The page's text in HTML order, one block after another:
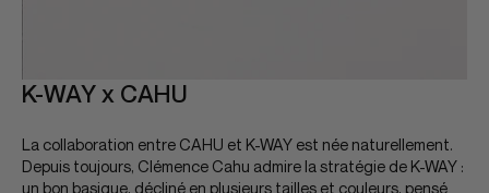
K-WAY x CAHU
La collaboration entre CAHU et K-WAY est née naturellement.
Depuis toujours, Clémence Cahu admire la stratégie de K-WAY :
un bon basique, décliné en plusieurs tailles et couleurs, pensé